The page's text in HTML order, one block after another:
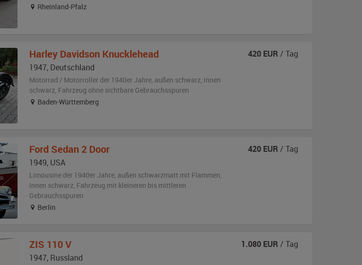
Rheinland-Pfalz
Harley Davidson Knucklehead
1947, Deutschland
Motorrad / Motorroller der 1940er Jahre, außen schwarz, innen
schwarz, Fahrzeug ohne sichtbare Gebrauchsspuren
Baden-Württemberg
420 EUR / Tag
Ford Sedan 2 Door
1949, USA
Limousine der 1940er Jahre, außen schwarzmatt mit Flammen,
innen schwarz, Fahrzeug mit kleineren bis mittleren
Gebrauchsspuren
Berlin
420 EUR / Tag
ZIS 110 V
1947, Russland
1.080 EUR / Tag